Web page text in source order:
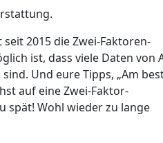
2015 die Zwei-Faktoren-
ist, dass viele Daten von
Und eure Tipps, „Am
auf eine Zwei-Faktor-
spät! Wohl wieder zu lange